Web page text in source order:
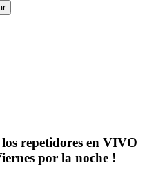
repetidores en VIVO
por la noche !